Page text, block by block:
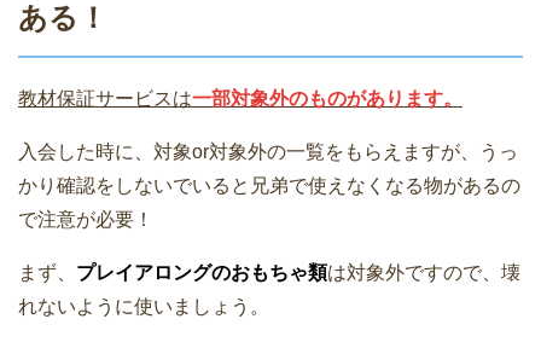
ある！
教材保証サービスは一部対象外のものがあります。
入会した時に、対象or対象外の一覧をもらえますが、うっ
かり確認をしないでいると兄弟で使えなくなる物があるの
で注意が必要！
まず、 プレイアロングのおもちゃ類は対象外ですので、壊
れないように使いましょう。